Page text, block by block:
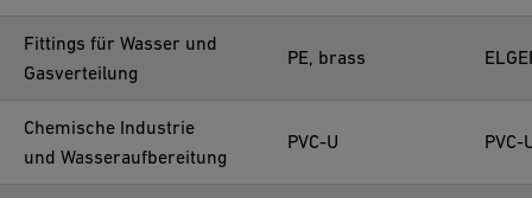
Fittings für Wasser und
Gasverteilung
PE, brass
Chemische Industrie
und Wasseraufbereitung
PVC-U PVC-